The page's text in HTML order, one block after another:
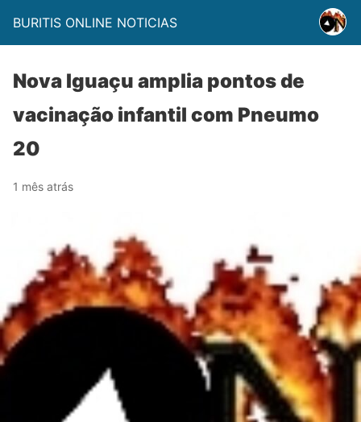
BURITIS ONLINE NOTICIAS
Nova Iguaçu amplia pontos de
vacinação infantil com Pneumo
20
1 mês atrás